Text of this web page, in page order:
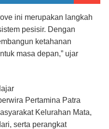
ini merupakan langkah
pesisir. Dengan
ketahanan
masa depan,” ujar
Pertamina Patra
Kelurahan Mata,
serta perangkat